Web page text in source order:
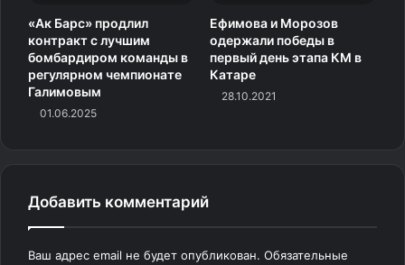
«Ак Барс» продлил
контракт с лучшим
бомбардиром команды в
регулярном чемпионате
Галимовым
01.06.2025
Ефимова и Морозов
одержали победы в
первый день этапа КМ в
Катаре
28.10.2021
Добавить комментарий
Ваш адрес email не будет опубликован. Обязательные